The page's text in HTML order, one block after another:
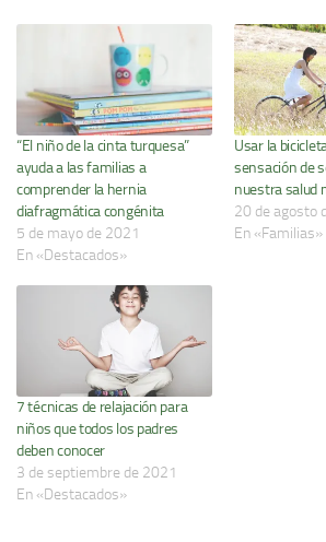
“El niño de la cinta turquesa”
ayuda a las familias a
comprender la hernia
diafragmática congénita
5 de mayo de 2021
En «Destacados»
Usar la
sensación de
nuestra salud
20 de agosto
En «Familias»
7 técnicas de relajación para
niños que todos los padres
deben conocer
3 de septiembre de 2021
En «Destacados»